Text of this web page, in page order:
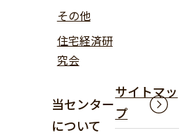
その他
住宅経済研
究会
当センター
について
サイトマッ
プ